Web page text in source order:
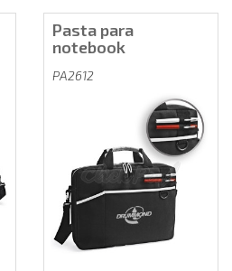
Pasta para
notebook
PA2612